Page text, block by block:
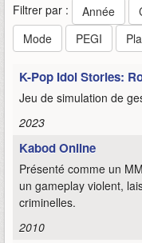
Filtrer par : Année
Mode
PEGI
K-Pop Idol Stories:
Jeu de simulation de
2023
Kabod Online
Présenté comme un
un gameplay violent,
criminelles.
2010